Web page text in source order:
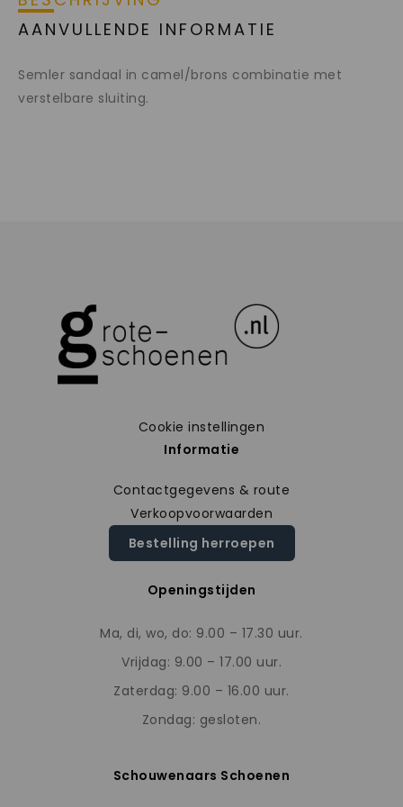
AANVULLENDE INFORMATIE
Semler sandaal in camel/brons combinatie met
verstelbare sluiting.
Cookie instellingen
Informatie
Contactgegevens & route
Verkoopvoorwaarden
Bestelling herroepen
Openingstijden
Ma, di, wo, do: 9.00 – 17.30 uur.
Vrijdag: 9.00 – 17.00 uur.
Zaterdag: 9.00 – 16.00 uur.
Zondag: gesloten.
Schouwenaars Schoenen